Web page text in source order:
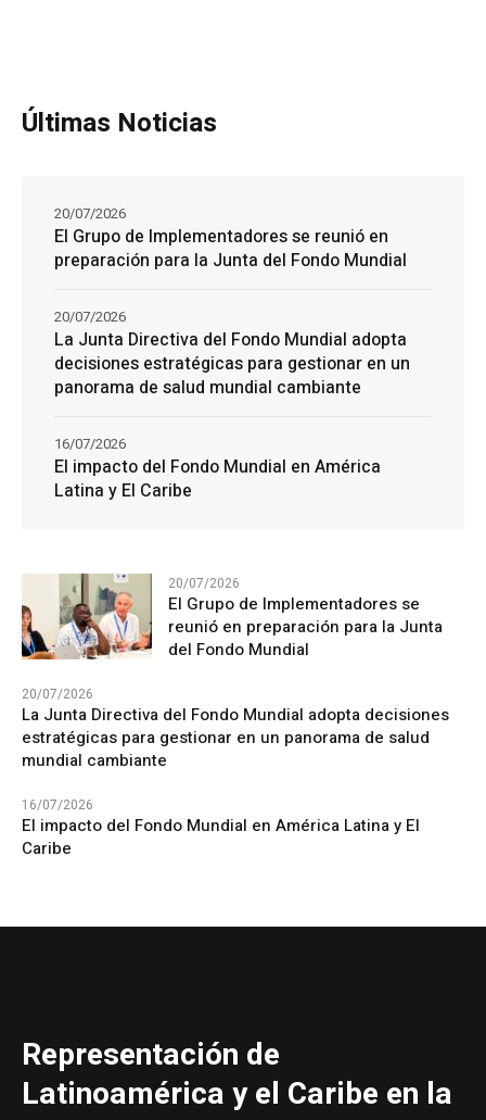
Últimas Noticias
El Grupo de Implementadores se reunió en
preparación para la Junta del Fondo Mundial
20/07/2026
La Junta Directiva del Fondo Mundial adopta
decisiones estratégicas para gestionar en un
panorama de salud mundial cambiante
20/07/2026
El impacto del Fondo Mundial en América
Latina y El Caribe
16/07/2026
20/07/2026
El Grupo de Implementadores se
reunió en preparación para la Junta
del Fondo Mundial
20/07/2026
La Junta Directiva del Fondo Mundial adopta decisiones
estratégicas para gestionar en un panorama de salud
mundial cambiante
16/07/2026
El impacto del Fondo Mundial en América Latina y El
Caribe
Representación de
Latinoamérica y el Caribe en la